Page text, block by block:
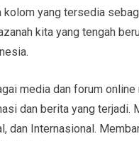
yang tersedia
kita yang tengah
media dan forum
dan berita yang terjadi.
dan Internasional.